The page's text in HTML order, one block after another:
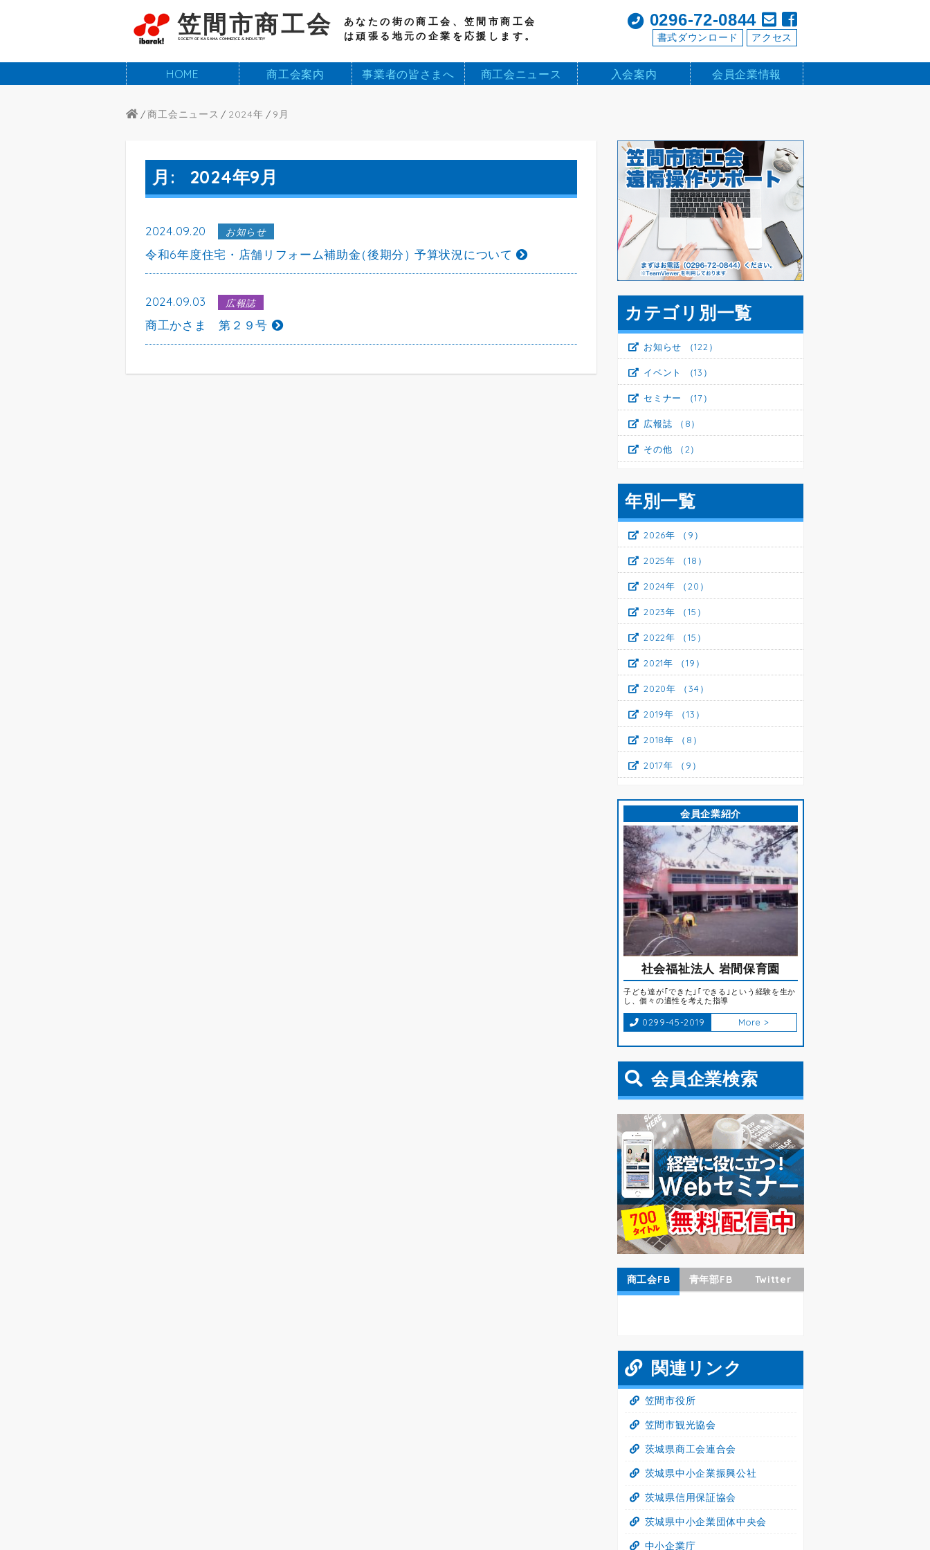
笠間市商工会
SOCIETY OF KASAMA COMMERCE & INDUSTRY
あなたの街の商工会、笠間市商工会
は頑張る地元の企業を応援します。
0296-72-0844
アクセス
書式ダウンロード
HOME 商工会案内 事業者の皆さまへ 商工会ニュース 入会案内 会員企業情報
商工会ニュース 2024年 9 月
月: 2024年9月
2024.09.20 お知らせ
令和6年度住宅・店舗リフォーム補助金（後期分）予算状況について
2024.09.03 広報誌
商工かさま 第２９号
カテゴリ別一覧
お知らせ （122）
イベント （13）
セミナー （17）
広報誌 （8）
その他 （2）
年別一覧
2026年 （9）
2025年 （18）
2024年 （20）
2023年 （15）
2022年 （15）
2021年 （19）
2020年 （34）
2019年 （13）
2018年 （8）
2017年 （9）
会員企業紹介
社会福祉法人 岩間保育園
子ども達が｢できた｣｢できる｣という経験を生か
し、個々の適性を考えた指導
0299-45-2019 More >
会員企業検索
商工会FB 青年部FB Twitter
関連リンク
笠間市役所
笠間市観光協会
茨城県商工会連合会
茨城県中小企業振興公社
茨城県信用保証協会
茨城県中小企業団体中央会
中小企業庁